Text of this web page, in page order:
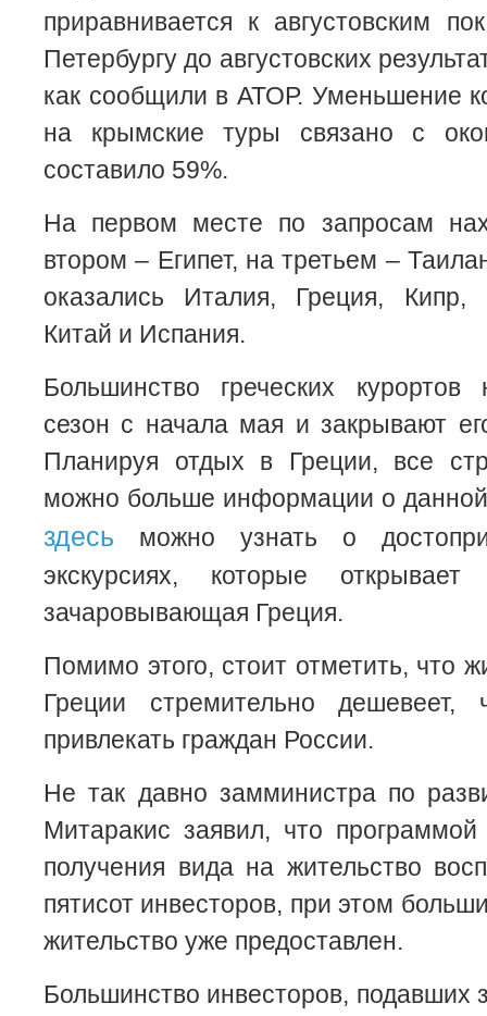
приравнивается к августовским
Петербургу до августовских
как сообщили в АТОР. Уменьшение
на крымские туры связано с
составило 59%.
На первом месте по запросам
втором – Египет, на третьем –
оказались Италия, Греция, Кипр,
Китай и Испания.
Большинство греческих
сезон с начала мая и закрывают
Планируя отдых в Греции, все
можно больше информации о
здесь можно узнать о
экскурсиях, которые
зачаровывающая Греция.
Помимо этого, стоит отметить, что
Греции стремительно
привлекать граждан России.
Не так давно замминистра по
Митаракис заявил, что программой
получения вида на жительство
пятисот инвесторов, при этом
жительство уже предоставлен.
Большинство инвесторов, подавших